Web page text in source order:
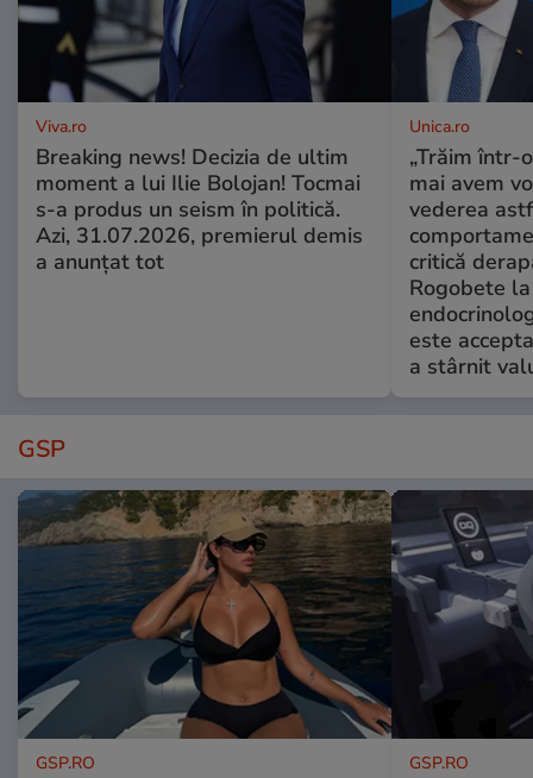
Viva.ro
Breaking news! Decizia de ultim
moment a lui Ilie Bolojan! Tocmai
s-a produs un seism în politică.
Azi, 31.07.2026, premierul demis
a anunțat tot
Unica.ro
„Trăim într-
mai avem
vederea
critică
Rogobete
este
a stârnit
GSP
GSP.RO GSP.RO